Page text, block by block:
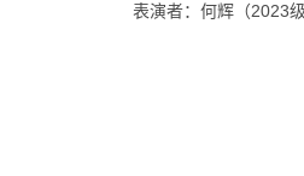
表演者：何辉（2023